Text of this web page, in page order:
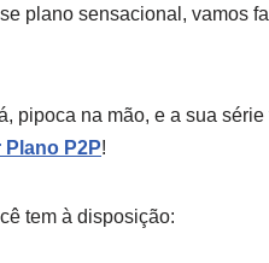
plano sensacional, vamos
pipoca na mão, e a sua
Plano P2P!
tem à disposição: